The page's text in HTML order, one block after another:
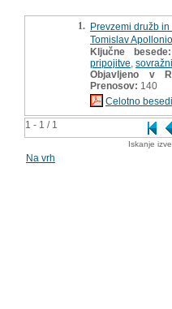
1 - 1 / 1
1. Prevzemi družb
Tomislav Apollonio
Ključne besede:
pripojitve
Objavljeno v
Prenosov: 140
Celotno
Iskanje
Na vrh